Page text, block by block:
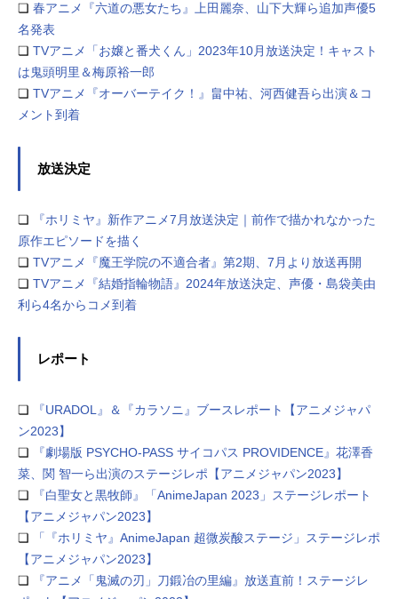
❏ 春アニメ『六道の悪女たち』上田麗奈、山下大輝ら追加声優5
名発表
❏ TVアニメ「お嬢と番犬くん」2023年10月放送決定！キャスト
は鬼頭明里＆梅原裕一郎
❏ TVアニメ『オーバーテイク！』畠中祐、河西健吾ら出演＆コ
メント到着
放送決定
❏
『ホリミヤ』新作アニメ7月放送決定｜前作で描かれなかった
原作エピソードを描く
❏ TVアニメ『魔王学院の不適合者』第2期、7月より放送再開
❏ TVアニメ『結婚指輪物語』2024年放送決定、声優・島袋美由
利ら4名からコメ到着
レポート
❏
『URADOL』＆『カラソニ』ブースレポート【アニメジャパ
ン2023】
❏
『劇場版 PSYCHO-PASS サイコパス PROVIDENCE』花澤香
菜、関 智一ら出演のステージレポ【アニメジャパン2023】
❏
『白聖女と黒牧師』「AnimeJapan 2023」ステージレポート
【アニメジャパン2023】
❏
「『ホリミヤ』AnimeJapan 超微炭酸ステージ」ステージレポ
【アニメジャパン2023】
❏
『アニメ「鬼滅の刃」刀鍛冶の里編』放送直前！ステージレ